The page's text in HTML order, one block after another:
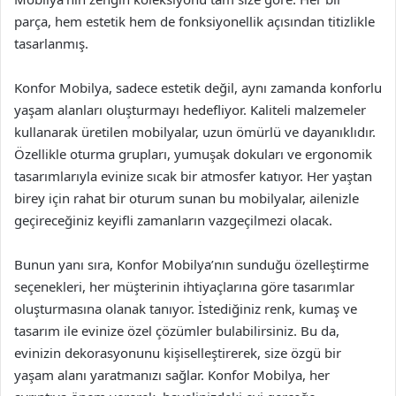
parça, hem estetik hem de fonksiyonellik açısından titizlikle
tasarlanmış.
Konfor Mobilya, sadece estetik değil, aynı zamanda konforlu
yaşam alanları oluşturmayı hedefliyor. Kaliteli malzemeler
kullanarak üretilen mobilyalar, uzun ömürlü ve dayanıklıdır.
Özellikle oturma grupları, yumuşak dokuları ve ergonomik
tasarımlarıyla evinize sıcak bir atmosfer katıyor. Her yaştan
birey için rahat bir oturum sunan bu mobilyalar, ailenizle
geçireceğiniz keyifli zamanların vazgeçilmezi olacak.
Bunun yanı sıra, Konfor Mobilya’nın sunduğu özelleştirme
seçenekleri, her müşterinin ihtiyaçlarına göre tasarımlar
oluşturmasına olanak tanıyor. İstediğiniz renk, kumaş ve
tasarım ile evinize özel çözümler bulabilirsiniz. Bu da,
evinizin dekorasyonunu kişiselleştirerek, size özgü bir
yaşam alanı yaratmanızı sağlar. Konfor Mobilya, her